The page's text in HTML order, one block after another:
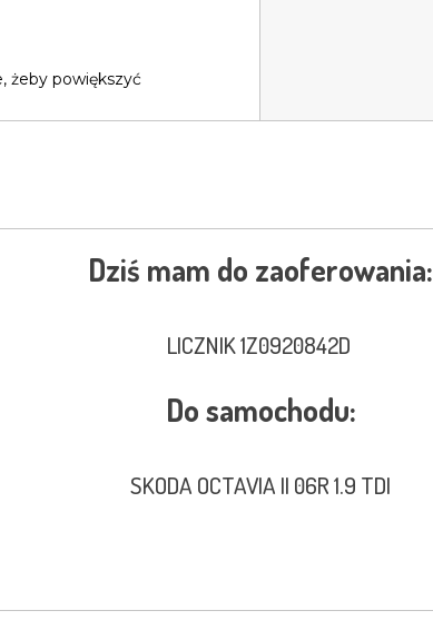
żeby powiększyć
Dziś mam do zaoferowania:
LICZNIK 1Z0920842D
Do samochodu:
SKODA OCTAVIA II 06R 1.9 TDI